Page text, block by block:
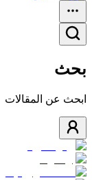
بحث
ابحث عن المقالات